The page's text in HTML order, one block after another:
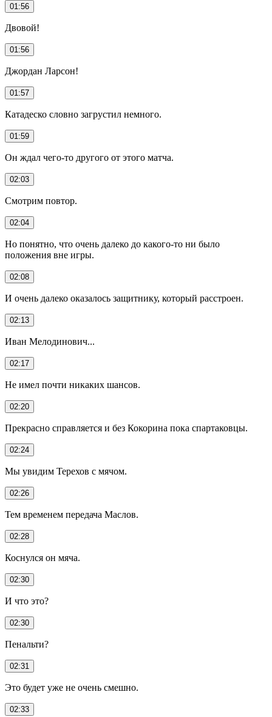
01:56
Двовой!
01:56
Джордан Ларсон!
01:57
Катадеско словно загрустил немного.
01:59
Он ждал чего-то другого от этого матча.
02:03
Смотрим повтор.
02:04
Но понятно, что очень далеко до какого-то ни было
положения вне игры.
02:08
И очень далеко оказалось защитнику, который расстроен.
02:13
Иван Мелодинович...
02:17
Не имел почти никаких шансов.
02:20
Прекрасно справляется и без Кокорина пока спартаковцы.
02:24
Мы увидим Терехов с мячом.
02:26
Тем временем передача Маслов.
02:28
Коснулся он мяча.
02:30
И что это?
02:30
Пенальти?
02:31
Это будет уже не очень смешно.
02:33